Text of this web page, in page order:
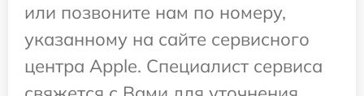
или позвоните нам по номеру,
указанному на сайте сервисного
центра Apple. Специалист сервиса